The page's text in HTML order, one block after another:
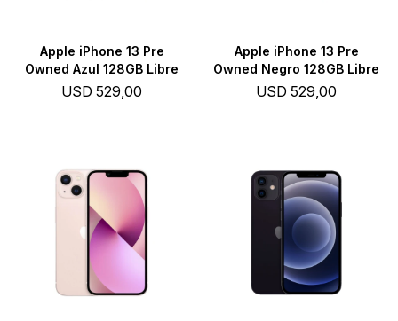
Apple iPhone 13 Pre
Owned Azul 128GB Libre
USD 529,00
Apple iPhone 13 Pre
Owned Negro 128GB Libre
USD 529,00